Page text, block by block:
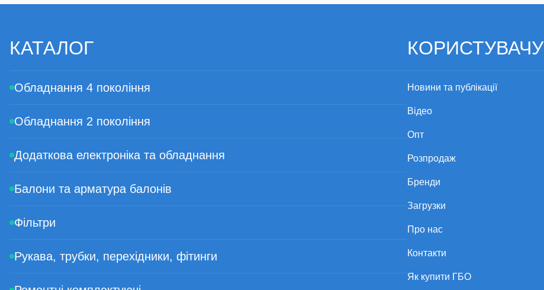
-Мультиклапан
-Кріпильні гвинти 6 шт
-Ніпель 8 мм
КАТАЛОГ
Обладнання 4 покоління
Обладнання 2 покоління
Додаткова електроніка та обладнання
Балони та арматура балонів
Фільтри
Рукава, трубки, перехідники, фітинги
КОРИСТУВАЧУ
Новини та публікації
Відео
Опт
Розпродаж
Бренди
Загрузки
Про нас
Контакти
Як купити ГБО